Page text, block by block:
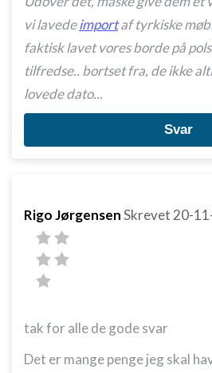
vi lavedeimportaf tyrkiske
faktisk lavet vores borde på
tilfredse.. bortset fra, de ikke
lovede dato...
Svar
Rigo JørgensenSkrevet 20-
tak for alle de gode svar
Det er mange penge jeg skal